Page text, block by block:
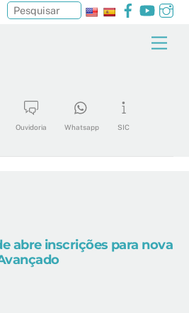
Facebook
Ouvidoria Whatsapp SIC
Pesquisar
abre inscrições para nova